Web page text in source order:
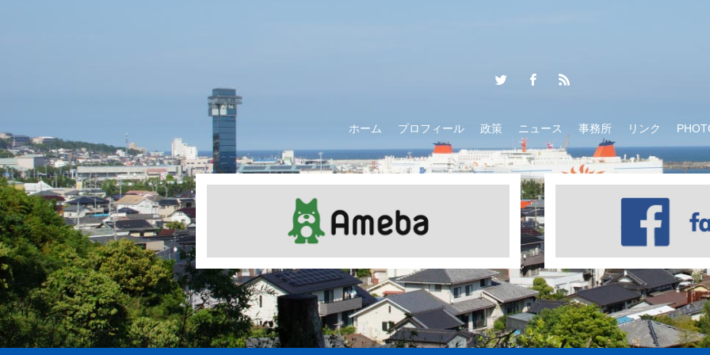
ホーム プロフィール 政策 ニュース 事務所 リンク